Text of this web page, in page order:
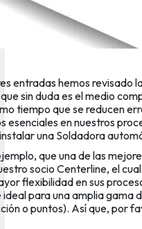
entradas hemos revisado
sin duda es el medio
tiempo que se reducen
esenciales en nuestros
una Soldadora
que una de las
socio Centerline, el
flexibilidad en sus
para una amplia gama
o puntos). Así que, por